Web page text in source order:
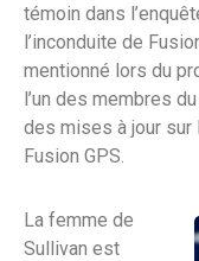
témoin dans
l’inconduite de
mentionné lors du
l’un des membres
des mises à jour sur
Fusion GPS.
La femme de
Sullivan est